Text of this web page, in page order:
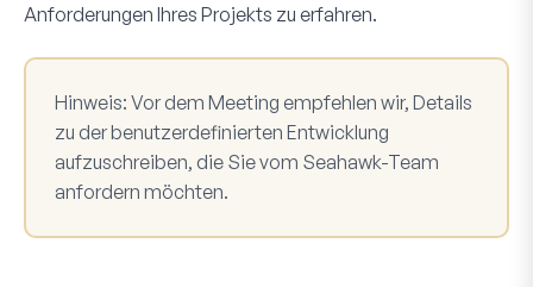
Anforderungen Ihres Projekts zu erfahren.
Hinweis: Vor dem Meeting empfehlen wir, Details
zu der benutzerdefinierten Entwicklung
aufzuschreiben, die Sie vom Seahawk-Team
anfordern möchten.